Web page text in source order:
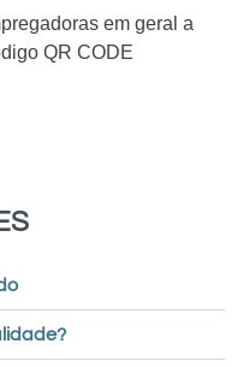
em geral a
QR CODE